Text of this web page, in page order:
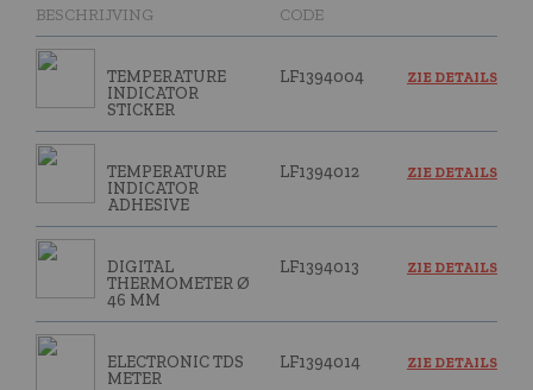
BESCHRIJVING CODE
TEMPERATURE
INDICATOR
STICKER
LF1394004 ZIE DETAILS
TEMPERATURE
INDICATOR
ADHESIVE
LF1394012 ZIE DETAILS
DIGITAL
THERMOMETER Ø
46 MM
LF1394013 ZIE DETAILS
ELECTRONIC TDS
METER
LF1394014 ZIE DETAILS